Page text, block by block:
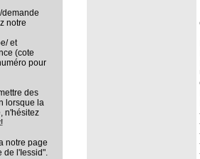
demande
notre
et
(cote
pour
des
lorsque la
n'hésitez
notre page
de l'Iessid".